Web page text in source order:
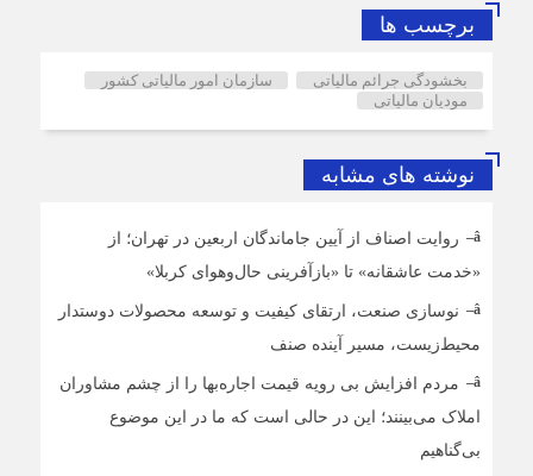
برچسب ها
بخشودگی جرائم مالیاتی
سازمان امور مالیاتی کشور
مودیان مالیاتی
نوشته های مشابه
روایت اصناف از آیین جاماندگان اربعین در تهران؛ از
«خدمت عاشقانه» تا «بازآفرینی حال‌وهوای کربلا»
نوسازی صنعت، ارتقای کیفیت و توسعه محصولات دوستدار
محیط‌زیست، مسیر آینده صنف
مردم افزایش بی رویه قیمت اجاره‌بها را از چشم مشاوران
املاک می‌بینند؛ این در حالی است که ما در این موضوع
بی‌گناهیم